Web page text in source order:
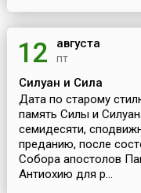
12 августа
пт
Силуан и Сила
Дата по старому
память Силы и
семидесяти,
преданию, после
Собора апостолов
Антиохию для р...